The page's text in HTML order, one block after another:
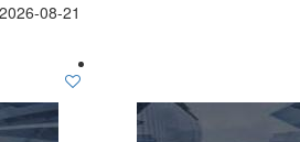
2026-08-21